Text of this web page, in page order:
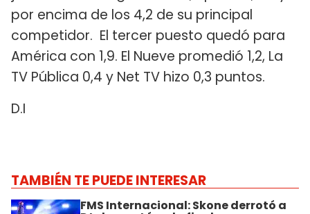
por encima de los 4,2 de su principal
competidor. El tercer puesto quedó para
América con 1,9. El Nueve promedió 1,2, La
TV Pública 0,4 y Net TV hizo 0,3 puntos.
D.I
TAMBIÉN TE PUEDE INTERESAR
FMS Internacional: Skone derrotó a